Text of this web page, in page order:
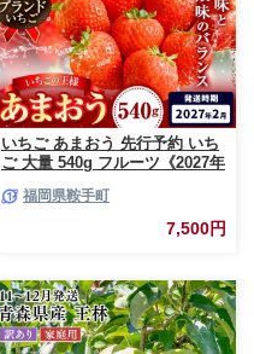
いちご あまおう 先行予約 いち
ご 大量 540g フルーツ《2027年
だもの 果物 福岡県 鞍手町【配
福岡県鞍手町
7,500円